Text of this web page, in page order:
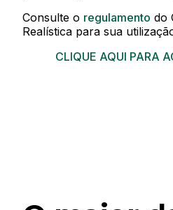
Consulte o regulamento do
Realística para sua
CLIQUE AQUI PARA